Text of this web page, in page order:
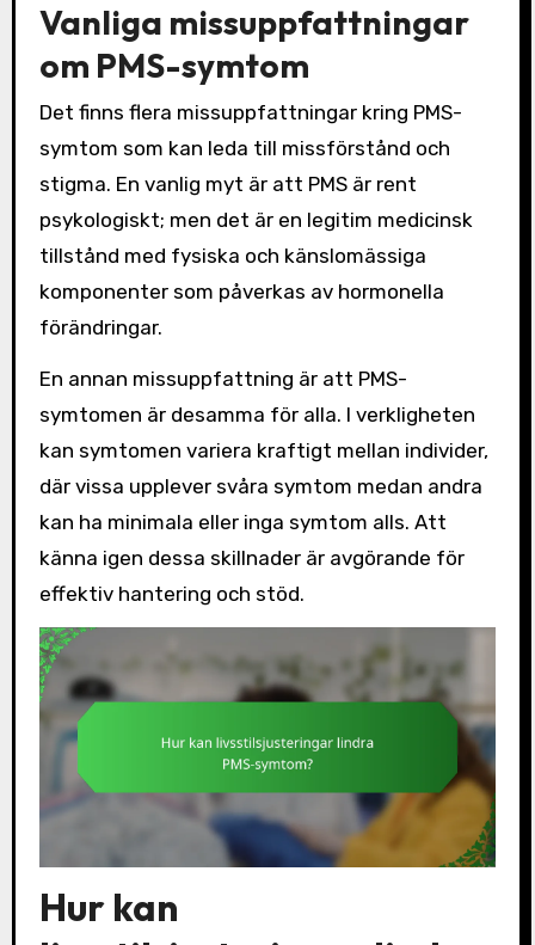
Vanliga missuppfattningar
om PMS-symtom
Det finns flera missuppfattningar kring PMS-
symtom som kan leda till missförstånd och
stigma. En vanlig myt är att PMS är rent
psykologiskt; men det är en legitim medicinsk
tillstånd med fysiska och känslomässiga
komponenter som påverkas av hormonella
förändringar.
En annan missuppfattning är att PMS-
symtomen är desamma för alla. I verkligheten
kan symtomen variera kraftigt mellan individer,
där vissa upplever svåra symtom medan andra
kan ha minimala eller inga symtom alls. Att
känna igen dessa skillnader är avgörande för
effektiv hantering och stöd.
Hur kan